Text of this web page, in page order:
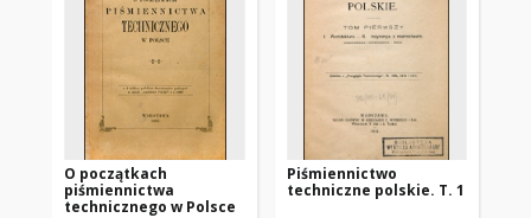
O początkach
piśmiennictwa
technicznego w Polsce
Piśmiennictwo
techniczne polskie. T. 1